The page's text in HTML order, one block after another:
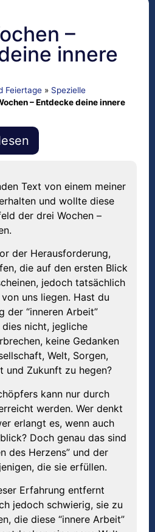
–
innere
Feiertage » Spezielle
– Entdecke deine innere
Text von einem meiner
und wollte diese
der drei Wochen –
der Herausforderung,
die auf den ersten Blick
jedoch tatsächlich
uns liegen. Hast du
der “inneren Arbeit”
nicht, jegliche
keine Gedanken
Welt, Sorgen,
und Zukunft zu hegen?
kann nur durch
werden. Wer denkt
erlangt es, wenn auch
Doch genau das sind
des Herzens” und der
die sie erfüllen.
Erfahrung entfernt
jedoch schwierig, sie zu
die diese “innere Arbeit”